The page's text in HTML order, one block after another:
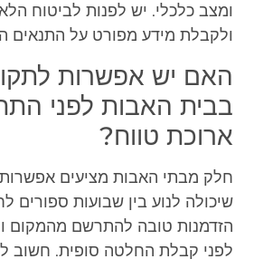
ומצב כלכלי. יש לפנות לביטוח
ולקבלת מידע מפורט על התנאים
האם יש אפשרות
בבית האבות לפני
ארוכת טווח?
חלק מבתי האבות מציעים אפשרות
שיכולה לנוע בין שבועות ספורים
הזדמנות טובה להתרשם מהמקום
לפני קבלת החלטה סופית. חשוב